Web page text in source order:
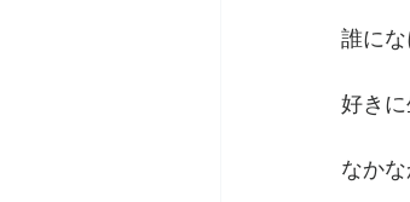
誰に
好き
なか